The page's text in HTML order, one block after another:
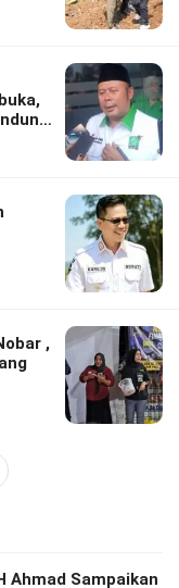
,
Ahmad Sampaikan